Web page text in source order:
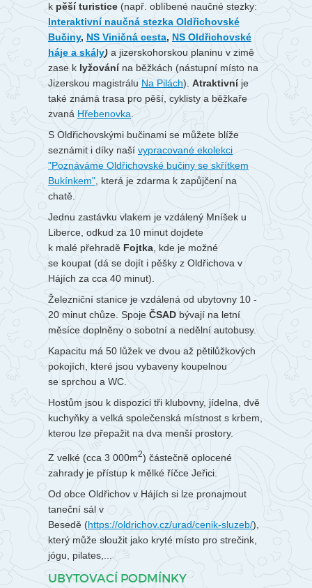
k pěší turistice (např. oblíbené naučné stezky:
Interaktivní naučná stezka Oldřichovské
Bučiny, NS Viničná cesta, NS Oldřichovské
háje a skály)a jizerskohorskou planinu v zimě
zase k lyžovánína běžkách (nástupní místo na
Jizerskou magistrálu Na Pilách). Atraktivníje
také známá trasa pro pěší, cyklisty a běžkaře
zvaná Hřebenovka.
S Oldřichovskými bučinami se můžete blíže
seznámit i díky naší vypracované ekolekci
"Poznáváme Oldřichovské bučiny se skřítkem
Bukínkem" , která je zdarma k zapůjčení na
chatě.
Jednu zastávku vlakem je vzdálený Mníšek u
Liberce, odkud za 10 minut dojdete
k malé přehradě Fojtka , kde je možné
se koupat (dá se dojít i pěšky z Oldřichova v
Hájích za cca 40 minut).
Železniční stanice je vzdálená od ubytovny 10 -
20 minut chůze. Spoje ČSAD bývají na letní
měsíce doplněny o sobotní a nedělní autobusy.
Kapacitu má 50 lůžek ve dvou až pětilůžkových
pokojích, které jsou vybaveny koupelnou
se sprchou a WC.
Hostům jsou k dispozici tři klubovny, jídelna, dvě
kuchyňky a velká společenská místnost s krbem,
kterou lze přepažit na dva menší prostory.
Z velké (cca 3 000m2) částečně oplocené
zahrady je přístup k mělké říčce Jeřici.
Od obce Oldřichov v Hájích si lze pronajmout
taneční sál v
Besedě (https://oldrichov.cz/urad/cenik-sluzeb/),
který může sloužit jako kryté místo pro strečink,
jógu, pilates,...
UBYTOVACÍ PODMÍNKY